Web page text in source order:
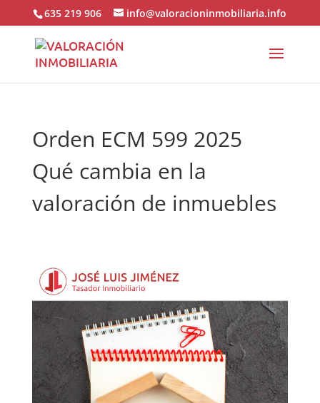
635 219 906 info@valoracioninmobiliaria.info
Orden ECM 599 2025
Qué cambia en la
valoración de inmuebles